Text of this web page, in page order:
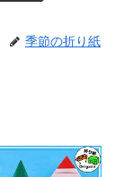
季節の折り紙